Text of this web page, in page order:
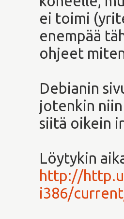
ei toimi
enempää
ohjeet
Debianin
jotenkin
siitä oikein
Löytykin
http://
i386/